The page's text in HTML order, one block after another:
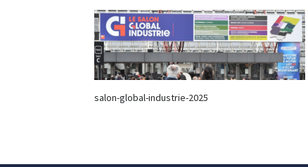
salon-global-industrie-2025